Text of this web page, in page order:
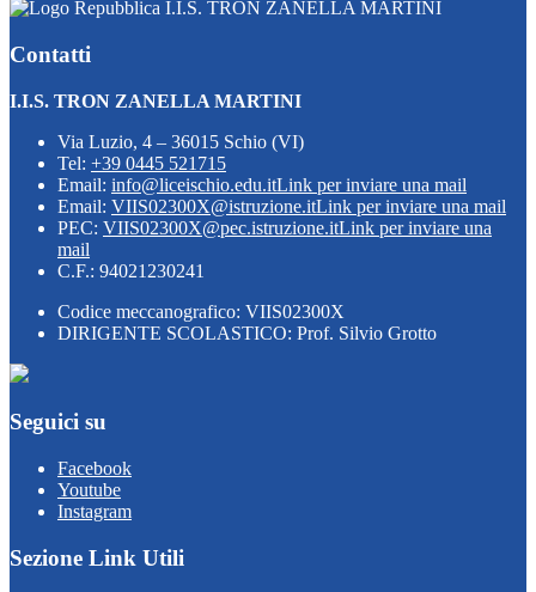
I.I.S. TRON ZANELLA MARTINI
Contatti
I.I.S. TRON ZANELLA MARTINI
Via Luzio, 4 – 36015 Schio (VI)
Tel: +39 0445 521715
Email: info@liceischio.edu.itLink per inviare una mail
Email: VIIS02300X@istruzione.itLink per inviare una mail
PEC: VIIS02300X@pec.istruzione.itLink per inviare una
mail
C.F.: 94021230241
Codice meccanografico: VIIS02300X
DIRIGENTE SCOLASTICO: Prof. Silvio Grotto
Seguici su
Facebook
Youtube
Instagram
Sezione Link Utili